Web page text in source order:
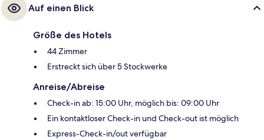
Auf einen Blick
Größe des Hotels
44 Zimmer
Erstreckt sich über 5 Stockwerke
Anreise/Abreise
Check-in ab: 15:00 Uhr, möglich bis: 09:00 Uhr
Ein kontaktloser Check-in und Check-out ist möglich
Express-Check-in/out verfügbar